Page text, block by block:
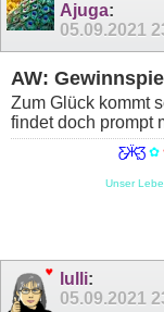
Ajuga:
05.09.2021
AW:
Zum Glück kommt
findet doch prompt
Ƹ̵̡Ӝ̵̨̄Ʒ ✿
Unser
lulli:
05.09.2021